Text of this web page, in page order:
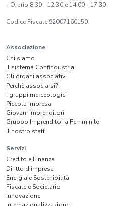
- Orario 8:30 - 12:30 e 14:00 - 17:30
Codice Fiscale 92007160150
Associazione
Chi siamo
Il sistema Confindustria
Gli organi associativi
Perchè associarsi?
I gruppi merceologici
Piccola Impresa
Giovani Imprenditori
Gruppo Imprenditoria Femminile
Il nostro staff
Servizi
Credito e Finanza
Diritto d'impresa
Energia e Sostenibilità
Fiscale e Societario
Innovazione